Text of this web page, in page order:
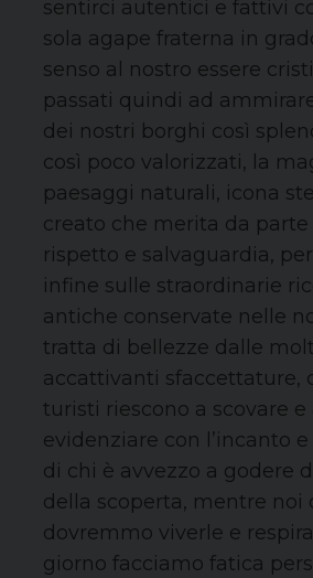
sentirci autentici e fattivi
sola agape fraterna in
senso al nostro essere
passati quindi ad
dei nostri borghi così
così poco valorizzati, la
paesaggi naturali, icona
creato che merita da parte
rispetto e salvaguardia,
infine sulle straordinarie
antiche conservate nelle
tratta di bellezze dalle
accattivanti sfaccettature,
turisti riescono a scovare e
evidenziare con l’incanto
di chi è avvezzo a godere
della scoperta, mentre noi
dovremmo viverle e
giorno facciamo fatica